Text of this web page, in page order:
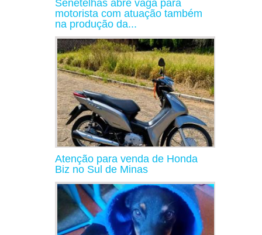
Senetelhas abre vaga para
motorista com atuação também
na produção da...
Atenção para venda de Honda
Biz no Sul de Minas